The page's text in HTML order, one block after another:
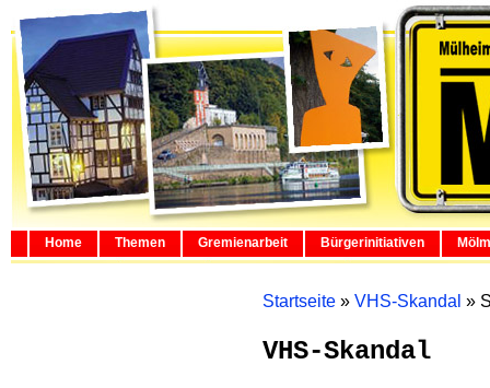
Home Themen Gremienarbeit Bürgerinitiativen
Startseite » VHS-Skandal »
VHS-Skandal